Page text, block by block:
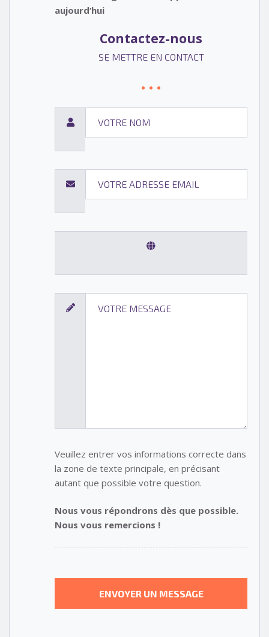
aujourd’hui
Contactez-nous
SE METTRE EN CONTACT
Veuillez entrer vos informations correcte dans
la zone de texte principale, en précisant
autant que possible votre question.
Nous vous répondrons dès que possible.
Nous vous remercions !